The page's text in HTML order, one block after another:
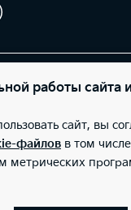
лица ООО «Никко»
д. 1г.; Телефон: +7
1057200646920), ООО
г.Москва, Валовая 26;
ОГРН:
работы сайта
сайт, вы
файлов в том
метрических